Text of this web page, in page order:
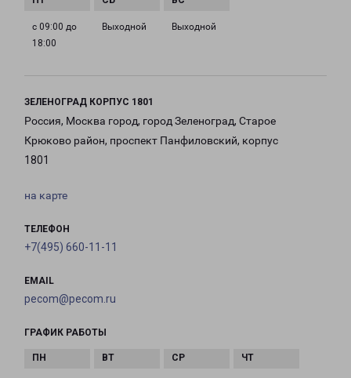
с 09:00 до
18:00
Выходной Выходной
ЗЕЛЕНОГРАД КОРПУС 1801
Россия, Москва город, город Зеленоград, Старое
Крюково район, проспект Панфиловский, корпус
1801
на карте
ТЕЛЕФОН
+7(495) 660-11-11
EMAIL
pecom@pecom.ru
ГРАФИК РАБОТЫ